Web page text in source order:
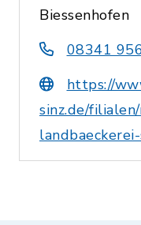
Biessenhofen
08341
https://
sinz.de/